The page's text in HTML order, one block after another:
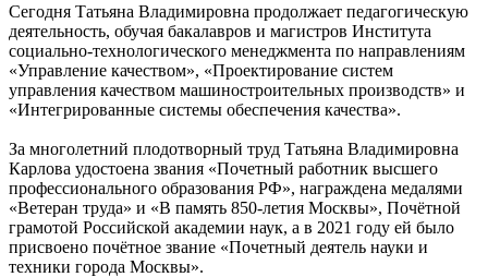
Сегодня Татьяна Владимировна продолжает педагогическую
деятельность, обучая бакалавров и магистров Института
социально-технологического менеджмента по направлениям
«Управление качеством», «Проектирование систем
управления качеством машиностроительных производств» и
«Интегрированные системы обеспечения качества».
За многолетний плодотворный труд Татьяна Владимировна
Карлова удостоена звания «Почетный работник высшего
профессионального образования РФ», награждена медалями
«Ветеран труда» и «В память 850-летия Москвы», Почётной
грамотой Российской академии наук, а в 2021 году ей было
присвоено почётное звание «Почетный деятель науки и
техники города Москвы».